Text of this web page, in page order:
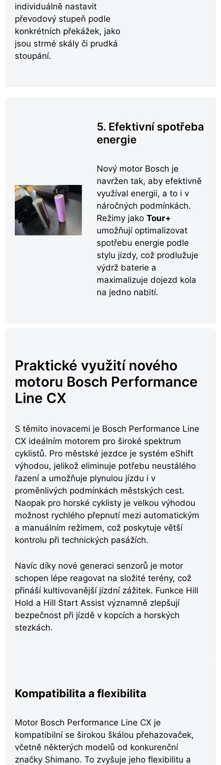
individuálně nastavit
převodový stupeň podle
konkrétních překážek, jako
jsou strmé skály či prudká
stoupání.
5. Efektivní spotřeba
energie
Nový motor Bosch je
navržen tak, aby efektivně
využíval energii, a to i v
náročných podmínkách.
Režimy jako Tour+
umožňují optimalizovat
spotřebu energie podle
stylu jízdy, což prodlužuje
výdrž baterie a
maximalizuje dojezd kola
na jedno nabití.
Praktické využití nového
motoru Bosch Performance
Line CX
S těmito inovacemi je Bosch Performance Line
CX ideálním motorem pro široké spektrum
cyklistů. Pro městské jezdce je systém eShift
výhodou, jelikož eliminuje potřebu neustálého
řazení a umožňuje plynulou jízdu i v
proměnlivých podmínkách městských cest.
Naopak pro horské cyklisty je velkou výhodou
možnost rychlého přepnutí mezi automatickým
a manuálním režimem, což poskytuje větší
kontrolu při technických pasážích.
Navíc díky nové generaci senzorů je motor
schopen lépe reagovat na složité terény, což
přináší kultivovanější jízdní zážitek. Funkce Hill
Hold a Hill Start Assist významně zlepšují
bezpečnost při jízdě v kopcích a horských
stezkách.
Kompatibilita a flexibilita
Motor Bosch Performance Line CX je
kompatibilní se širokou škálou přehazovaček,
včetně některých modelů od konkurenční
značky Shimano. To zvyšuje jeho flexibilitu a